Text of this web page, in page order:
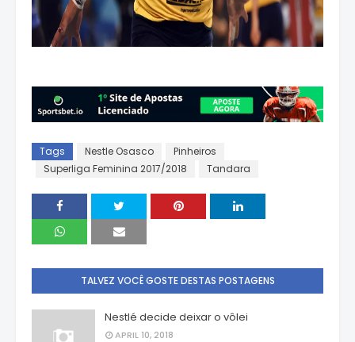
Tags Nestle Osasco
Pinheiros
Superliga Feminina 2017/2018
Tandara
TALVEZ VOCÊ GOSTE DESTAS POSTAGENS
Nestlé decide deixar o vôlei
APRIL 10, 2018